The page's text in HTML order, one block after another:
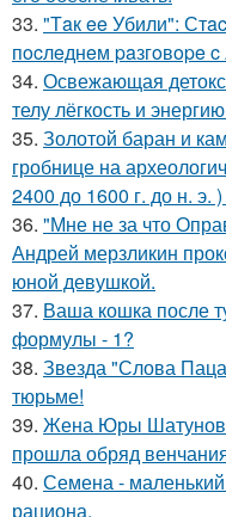
33. "Тaк ee Убили":
пocлeднeм paзгoвope
34. Освежающая детокс
телу лёгкость и
35. Золотой баран и
гробнице на
2400 до 1600 г. до н. э.
36. "Мне не за что
Андрей мерзликин
юной девушкой.
37. Ваша кошка после
формулы - 1?
38. Звезда "Слова
тюрьме!
39. Жена Юры
прошла обряд
40. Семена -
рациона.